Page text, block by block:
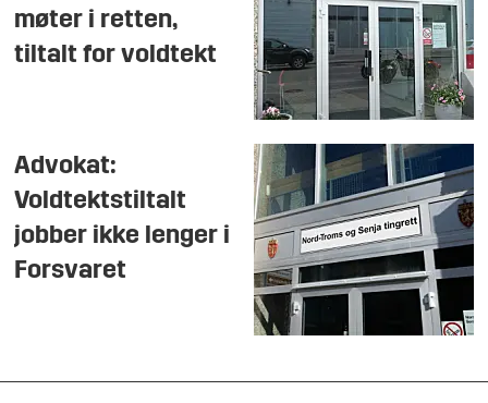
møter i retten,
tiltalt for voldtekt
Advokat:
Voldtektstiltalt
jobber ikke lenger i
Forsvaret